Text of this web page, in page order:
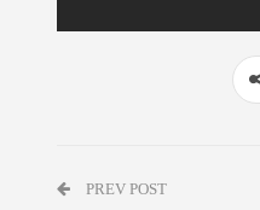
PREV POST